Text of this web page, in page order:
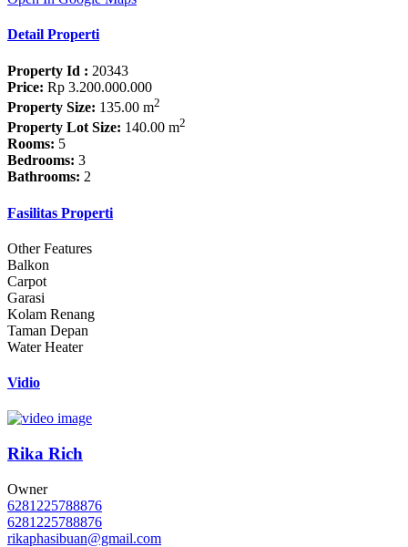
Detail Properti
Property Id : 20343
Price: Rp 3.200.000.000
Property Size: 135.00 m2
Property Lot Size: 140.00 m2
Rooms: 5
Bedrooms: 3
Bathrooms: 2
Fasilitas Properti
Other Features
Balkon
Carpot
Garasi
Kolam Renang
Taman Depan
Water Heater
Vidio
Rika Rich
Owner
6281225788876
6281225788876
rikaphasibuan@gmail.com